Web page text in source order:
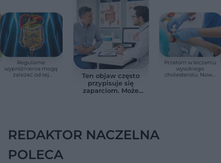
Regularne
wypróżnienia mogą
zależeć od tej
Ten objaw często
przypisuje się
zaparciom. Może
Przełom w leczeniu
wysokiego
cholesterolu. Nowa
REDAKTOR NACZELNA
POLECA